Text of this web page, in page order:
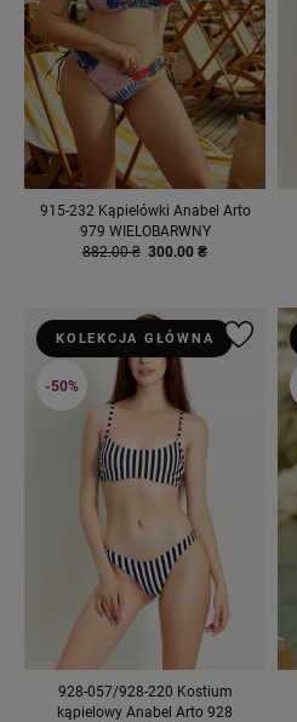
915-232 Kąpielówki Anabel Arto
979 WIELOBARWNY
882.00 ₴ 300.00 ₴
928-057/928-220 Kostium
kąpielowy Anabel Arto 928
KOLEKCJA GŁÓWNA
-50%